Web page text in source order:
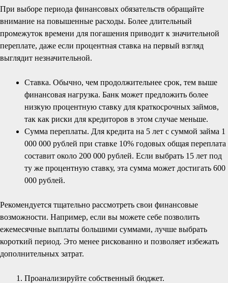
При выборе периода финансовых обязательств обращайте
внимание на повышенные расходы. Более длительный
промежуток времени для погашения приводит к значительной
переплате, даже если процентная ставка на первый взгляд
выглядит незначительной.
Ставка. Обычно, чем продолжительнее срок, тем выше
финансовая нагрузка. Банк может предложить более
низкую процентную ставку для краткосрочных займов,
так как риски для кредиторов в этом случае меньше.
Сумма переплаты. Для кредита на 5 лет с суммой займа 1
000 000 рублей при ставке 10% годовых общая переплата
составит около 200 000 рублей. Если выбрать 15 лет под
ту же процентную ставку, эта сумма может достигать 600
000 рублей.
Рекомендуется тщательно рассмотреть свои финансовые
возможности. Например, если вы можете себе позволить
ежемесячные выплаты большими суммами, лучше выбрать
короткий период. Это менее рискованно и позволяет избежать
дополнительных затрат.
Проанализируйте собственный бюджет.